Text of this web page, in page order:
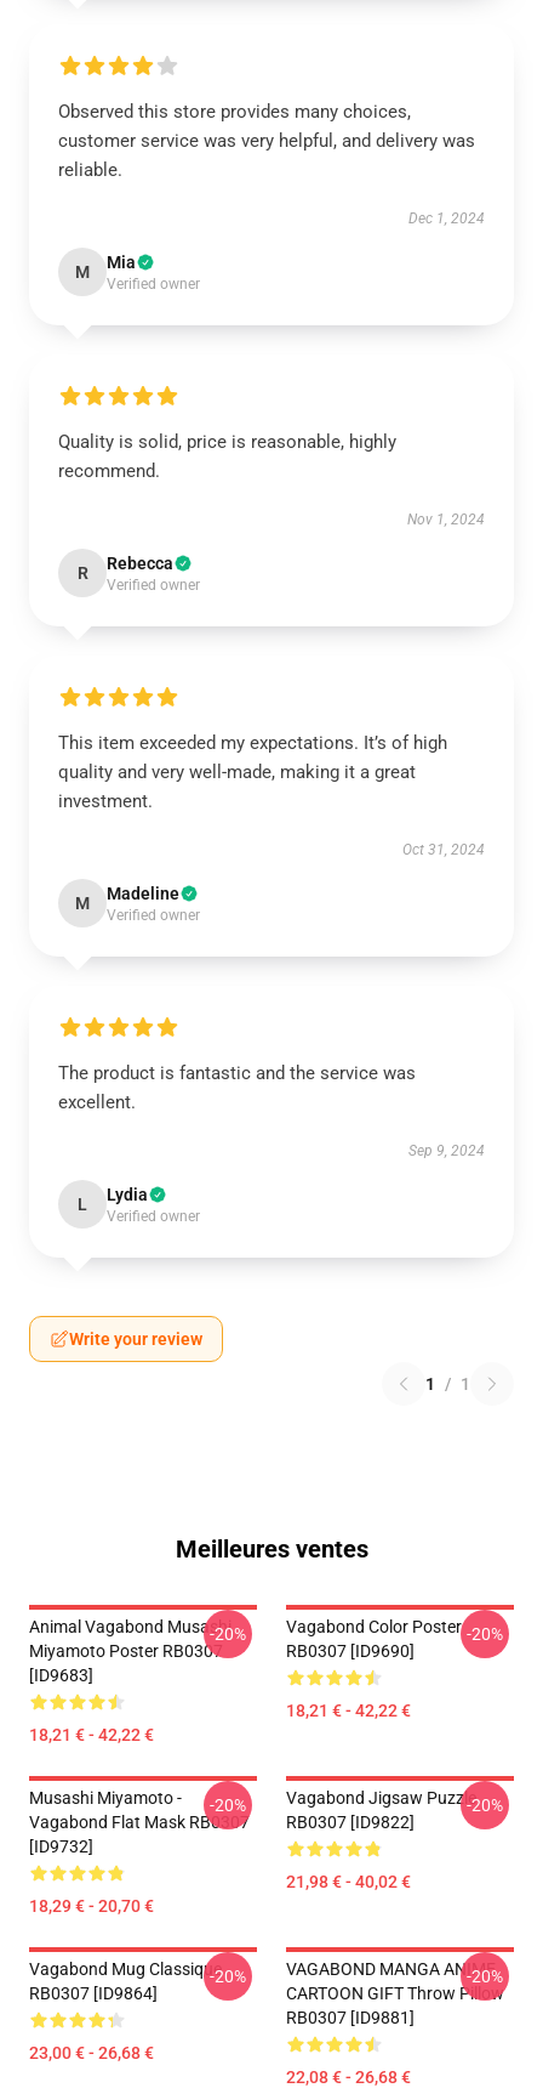
Observed this store provides many choices,
customer service was very helpful, and delivery was
reliable.
Dec 1, 2024
M Mia
Verified owner
Quality is solid, price is reasonable, highly
recommend.
Nov 1, 2024
R Rebecca
Verified owner
This item exceeded my expectations. It’s of high
quality and very well-made, making it a great
investment.
Oct 31, 2024
M Madeline
Verified owner
The product is fantastic and the service was
excellent.
Sep 9, 2024
L Lydia
Verified owner
Write your review
1 / 1
Meilleures ventes
Animal Vagabond Musashi
Miyamoto Poster RB0307
[ID9683]
18,21 € - 42,22 €
-20%
Vagabond Color Poster
RB0307 [ID9690]
18,21 € - 42,22 €
-20%
Musashi Miyamoto -
Vagabond Flat Mask RB0307
[ID9732]
18,29 € - 20,70 €
-20%
Vagabond Jigsaw Puzzle
RB0307 [ID9822]
21,98 € - 40,02 €
-20%
Vagabond Mug Classique
RB0307 [ID9864]
23,00 € - 26,68 €
-20%
VAGABOND MANGA ANIME
CARTOON GIFT Throw Pillow
RB0307 [ID9881]
22,08 € - 26,68 €
-20%